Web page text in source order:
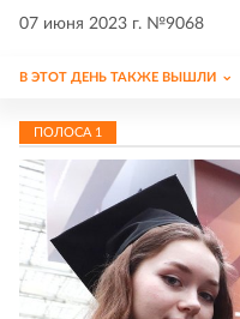
07 июня 2023 г. №9068
В ЭТОТ ДЕНЬ ТАКЖЕ ВЫШЛИ
ПОЛОСА 1